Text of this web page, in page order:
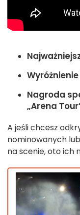
Nagroda
„Arena
A jeśli chcesz
nominowanych
na scenie, oto ich